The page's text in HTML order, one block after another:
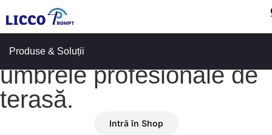
Produse & Soluții
Alege umbrela potrivită
din toată gama de
umbrele profesionale de
terasă.
Intră în Shop